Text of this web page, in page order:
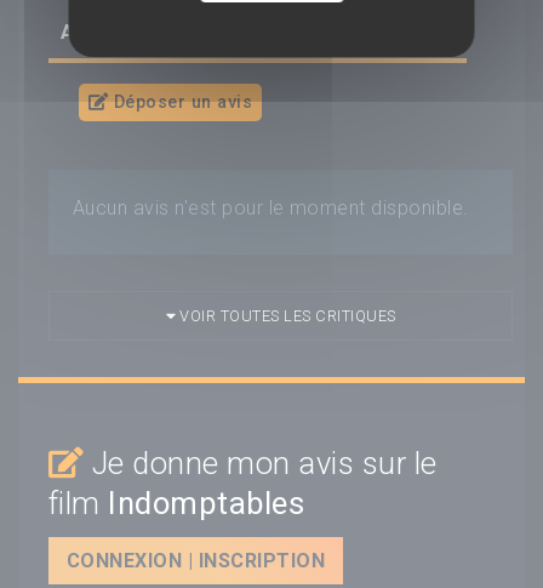
AVIS/CRITIQUE DU FILM
Déposer un avis
Aucun avis n'est pour le moment disponible.
VOIR TOUTES LES CRITIQUES
Je donne mon avis sur le
film Indomptables
CONNEXION | INSCRIPTION